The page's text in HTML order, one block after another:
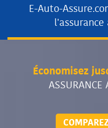
E-Auto-
Économisez
ASSURANCE